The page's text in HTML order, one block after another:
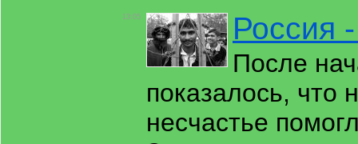
13:05 Россия
После
показалось, что
несчастье